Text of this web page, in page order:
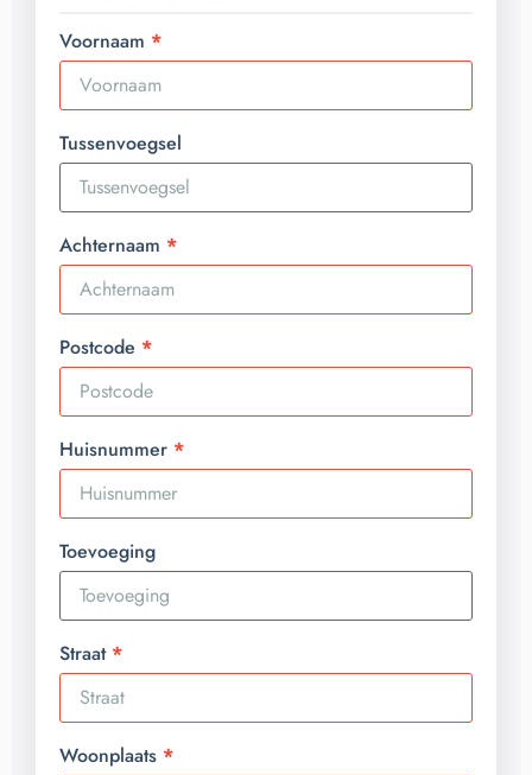
Voornaam
Tussenvoegsel
Achternaam
Postcode
Huisnummer
Toevoeging
Straat
Woonplaats